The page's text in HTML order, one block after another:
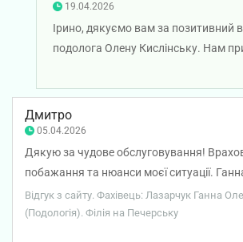
19.04.2026
Ірино, дякуємо вам за позитивний
подолога Олену Кислінську. Нам
оцінили роботу нашого спеціаліста
рекомендувати його іншим.
Дмитро
05.04.2026
Дякую за чудове обслуговування!
побажання та нюанси моєї ситуації.
професіонал. Рекомендую!
Відгук з сайту. Фахівець: Лазарчук Ганна
(Подологія). Філія на Печерську